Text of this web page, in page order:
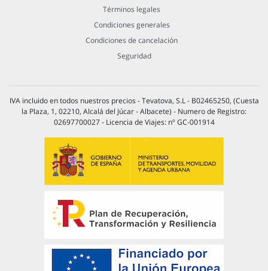
Términos legales
Condiciones generales
Condiciones de cancelación
Seguridad
IVA incluido en todos nuestros precios - Tevatova, S.L - B02465250, (Cuesta
la Plaza, 1, 02210, Alcalá del Júcar - Albacete) - Numero de Registro:
02697700027 - Licencia de Viajes: nº GC-001914